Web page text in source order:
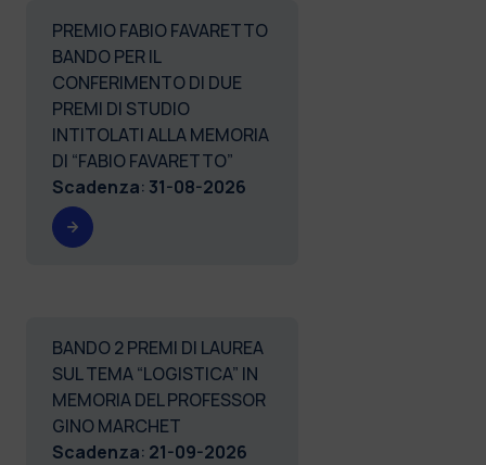
PREMIO FABIO FAVARETTO
BANDO PER IL
CONFERIMENTO DI DUE
PREMI DI STUDIO
INTITOLATI ALLA MEMORIA
DI “FABIO FAVARETTO”
Scadenza: 31-08-2026
BANDO 2 PREMI DI LAUREA
SUL TEMA “LOGISTICA” IN
MEMORIA DEL PROFESSOR
GINO MARCHET
Scadenza: 21-09-2026